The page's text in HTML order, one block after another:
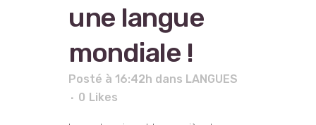
une langue
mondiale !
Posté à 16:42h dans LANGUES
0 Likes